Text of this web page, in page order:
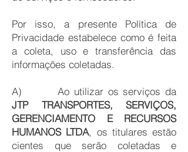
Por isso, a presente Política de
Privacidade estabelece como é feita
a coleta, uso e transferência das
informações coletadas.
A) Ao utilizar os serviços da
JTP TRANSPORTES, SERVIÇOS,
GERENCIAMENTO E RECURSOS
HUMANOS LTDA, os titulares estão
cientes que serão coletadas e